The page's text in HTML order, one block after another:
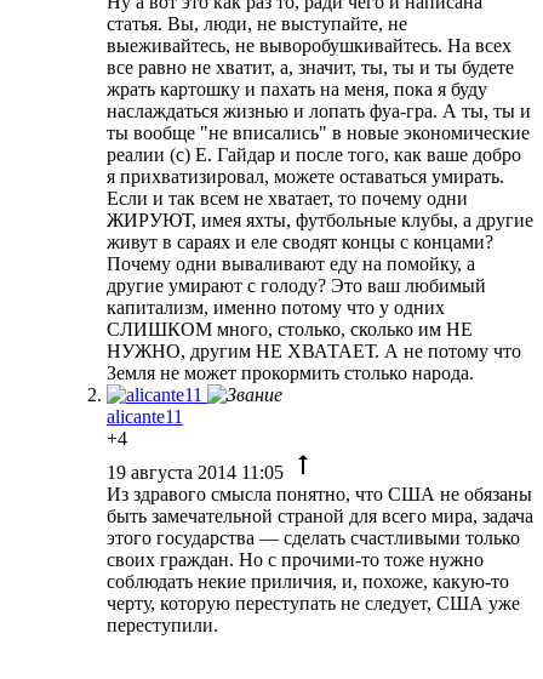
статья. Вы, люди, не выступайте, не
выеживайтесь, не выворобушкивайтесь. На всех
все равно не хватит, а, значит, ты, ты и ты будете
жрать картошку и пахать на меня, пока я буду
наслаждаться жизнью и лопать фуа-гра. А ты, ты и
ты вообще "не вписались" в новые экономические
реалии (с) Е. Гайдар и после того, как ваше добро
я прихватизировал, можете оставаться умирать.
Если и так всем не хватает, то почему одни
ЖИРУЮТ, имея яхты, футбольные клубы, а другие
живут в сараях и еле сводят концы с концами?
Почему одни вываливают еду на помойку, а
другие умирают с голоду? Это ваш любимый
капитализм, именно потому что у одних
СЛИШКОМ много, столько, сколько им НЕ
НУЖНО, другим НЕ ХВАТАЕТ. А не потому что
Земля не может прокормить столько народа.
alicante11
+4
19 августа 2014 11:05
Из здравого смысла понятно, что США не обязаны
быть замечательной страной для всего мира, задача
этого государства — сделать счастливыми только
своих граждан. Но с прочими-то тоже нужно
соблюдать некие приличия, и, похоже, какую-то
черту, которую переступать не следует, США уже
переступили.